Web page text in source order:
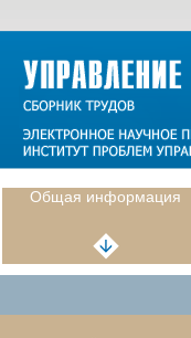
Общая информация